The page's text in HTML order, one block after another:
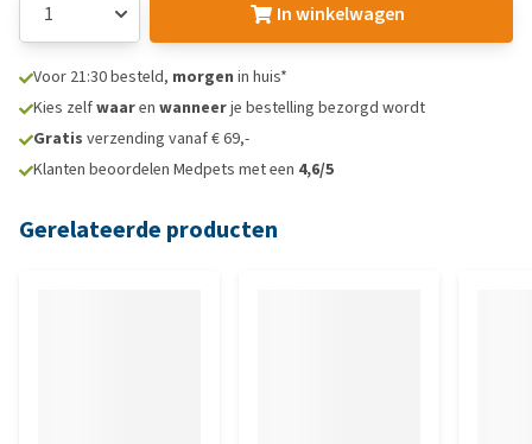
In winkelwagen
Voor 21:30 besteld, morgen in huis*
Kies zelfwaaren wanneerje bestelling bezorgd wordt
Gratis verzending vanaf € 69,-
Klanten beoordelen Medpets met een 4,6/5
Gerelateerde producten